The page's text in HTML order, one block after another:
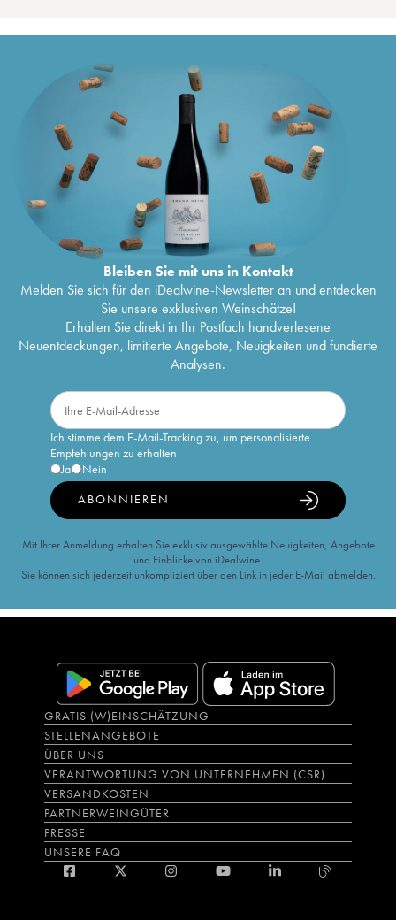
Bleiben Sie mit uns in Kontakt
Melden Sie sich für den iDealwine-Newsletter an und entdecken
Sie unsere exklusiven Weinschätze!
Erhalten Sie direkt in Ihr Postfach handverlesene
Neuentdeckungen, limitierte Angebote, Neuigkeiten und fundierte
Analysen.
Ich stimme dem E-Mail-Tracking zu, um personalisierte
Empfehlungen zu erhalten
Ja
Nein
ABONNIEREN
Mit Ihrer Anmeldung erhalten Sie exklusiv ausgewählte Neuigkeiten, Angebote
und Einblicke von iDealwine.
Sie können sich jederzeit unkompliziert über den Link in jeder E-Mail abmelden.
GRATIS (W)EINSCHÄTZUNG
STELLENANGEBOTE
ÜBER UNS
VERANTWORTUNG VON UNTERNEHMEN (CSR)
VERSANDKOSTEN
PARTNERWEINGÜTER
PRESSE
UNSERE FAQ